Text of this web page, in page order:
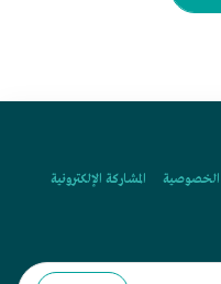
المشاركة الإلكترونية